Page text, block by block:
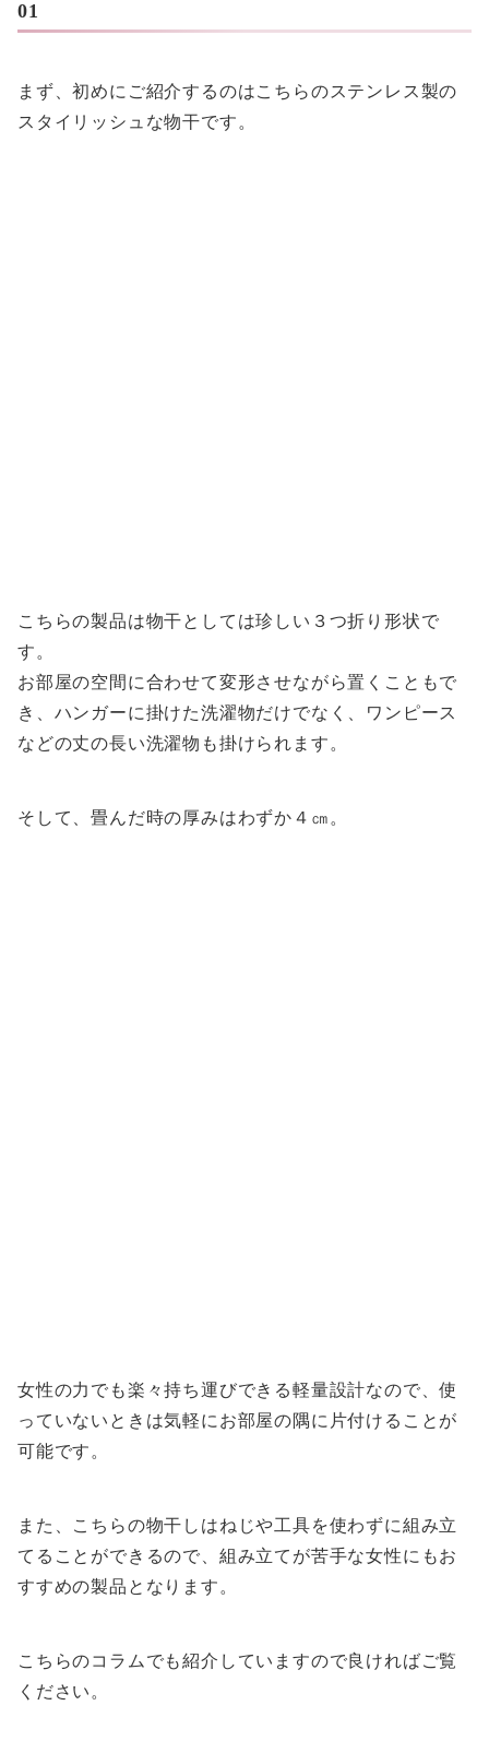
01
まず、初めにご紹介するのはこちらのステンレス製の
スタイリッシュな物干です。
こちらの製品は物干としては珍しい３つ折り形状で
す。
お部屋の空間に合わせて変形させながら置くこともで
き、ハンガーに掛けた洗濯物だけでなく、ワンピース
などの丈の長い洗濯物も掛けられます。
そして、畳んだ時の厚みはわずか４㎝。
女性の力でも楽々持ち運びできる軽量設計なので、使
っていないときは気軽にお部屋の隅に片付けることが
可能です。
また、こちらの物干しはねじや工具を使わずに組み立
てることができるので、組み立てが苦手な女性にもお
すすめの製品となります。
こちらのコラムでも紹介していますので良ければご覧
ください。